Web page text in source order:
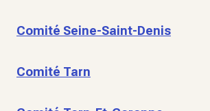
Comité Seine-Saint-Denis
Comité Tarn